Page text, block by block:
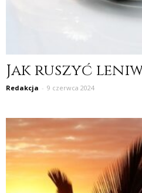
Jak ruszyć
Redakcja - 9 czerwca 2024